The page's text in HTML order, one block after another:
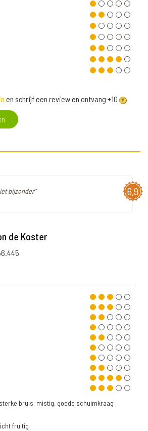
en schrijf een review en ontvang +10
6,9
bijzonder"
de Koster
bruis, mistig, goede schuimkraag
fruitig